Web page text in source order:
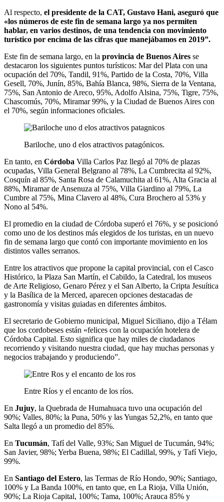
Al respecto, el presidente de la CAT, Gustavo Hani, aseguró que
«los números de este fin de semana largo ya nos permiten
hablar, en varios destinos, de una tendencia con movimiento
turístico por encima de las cifras que manejábamos en 2019”.
Este fin de semana largo, en la provincia de Buenos Aires se
destacaron los siguientes puntos turísticos: Mar del Plata con una
ocupación del 70%, Tandil, 91%, Partido de la Costa, 70%, Villa
Gesell, 70%, Junín, 85%, Bahía Blanca, 98%, Sierra de la Ventana,
75%, San Antonio de Areco, 95%, Adolfo Alsina, 75%, Tigre, 75%,
Chascomús, 70%, Miramar 99%, y la Ciudad de Buenos Aires con
el 70%, según informaciones oficiales.
Bariloche, uno d elos atractivos patagónicos.
En tanto, en Córdoba Villa Carlos Paz llegó al 70% de plazas
ocupadas, Villa General Belgrano al 78%, La Cumbrecita al 92%,
Cosquín al 85%, Santa Rosa de Calamuchita al 61%, Alta Gracia al
88%, Miramar de Ansenuza al 75%, Villa Giardino al 79%, La
Cumbre al 75%, Mina Clavero al 48%, Cura Brochero al 53% y
Nono al 54%.
El promedio en la ciudad de Córdoba superó el 76%, y se posicionó
como uno de los destinos más elegidos de los turistas, en un nuevo
fin de semana largo que contó con importante movimiento en los
distintos valles serranos.
Entre los atractivos que propone la capital provincial, con el Casco
Histórico, la Plaza San Martín, el Cabildo, la Catedral, los museos
de Arte Religioso, Genaro Pérez y el San Alberto, la Cripta Jesuítica
y la Basílica de la Merced, aparecen opciones destacadas de
gastronomía y visitas guiadas en diferentes ámbitos.
El secretario de Gobierno municipal, Miguel Siciliano, dijo a Télam
que los cordobeses están «felices con la ocupación hotelera de
Córdoba Capital. Esto significa que hay miles de ciudadanos
recorriendo y visitando nuestra ciudad, que hay muchas personas y
negocios trabajando y produciendo”.
Entre Ríos y el encanto de los ríos.
En Jujuy, la Quebrada de Humahuaca tuvo una ocupación del
90%; Valles, 80%; la Puna, 50% y las Yungas 52,2%, en tanto que
Salta llegó a un promedio del 85%.
En Tucumán, Tafí del Valle, 93%; San Miguel de Tucumán, 94%;
San Javier, 98%; Yerba Buena, 98%; El Cadillal, 99%, y Tafí Viejo,
99%.
En Santiago del Estero, las Termas de Río Hondo, 90%; Santiago,
100% y La Banda 100%, en tanto que, en La Rioja, Villa Unión,
90%; La Rioja Capital, 100%; Tama, 100%; Arauca 85% y